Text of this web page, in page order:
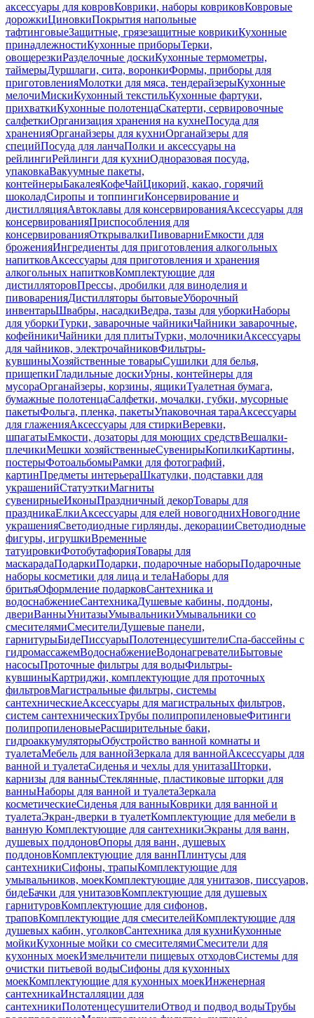
аксессуары для ковровКоврики, наборы ковриковКовровые
дорожкиЦиновкиПокрытия напольные
тафтинговыеЗащитные, грязезащитные коврикиКухонные
принадлежностиКухонные приборыТерки,
овощерезкиРазделочные доскиКухонные термометры,
таймерыДуршлаги, сита, воронкиФормы, приборы для
приготовленияМолотки для мяса, тендерайзерыКухонные
мелочиМискиКухонный текстильКухонные фартуки,
прихваткиКухонные полотенцаСкатерти, сервировочные
салфеткиОрганизация хранения на кухнеПосуда для
храненияОрганайзеры для кухниОрганайзеры для
специйПосуда для ланчаПолки и аксессуары на
рейлингиРейлинги для кухниОдноразовая посуда,
упаковкаВакуумные пакеты,
контейнерыБакалеяКофеЧайЦикорий, какао, горячий
шоколадСиропы и топпингиКонсервирование и
дистилляцияАвтоклавы для консервированияАксессуары для
консервированияПриспособления для
консервированияОткрывалкиПивоварниЕмкости для
броженияИнгредиенты для приготовления алкогольных
напитковАксессуары для приготовления и хранения
алкогольных напитковКомплектующие для
дистилляторовПрессы, дробилки для виноделия и
пивоваренияДистилляторы бытовыеУборочный
инвентарьШвабры, насадкиВедра, тазы для уборкиНаборы
для уборкиТурки, заварочные чайникиЧайники заварочные,
кофейникиЧайники для плитыТурки, молочникиАксессуары
для чайников, электрочайниковФильтры-
кувшиныХозяйственные товарыСушилки для белья,
прищепкиГладильные доскиУрны, контейнеры для
мусораОрганайзеры, корзины, ящикиТуалетная бумага,
бумажные полотенцаСалфетки, мочалки, губки, мусорные
пакетыФольга, пленка, пакетыУпаковочная тараАксессуары
для глаженияАксессуары для стиркиВеревки,
шпагатыЕмкости, дозаторы для моющих средствВешалки-
плечикиМешки хозяйственныеСувенирыКопилкиКартины,
постерыФотоальбомыРамки для фотографий,
картинПредметы интерьераШкатулки, подставки для
украшенийСтатуэткиМагниты
сувенирныеИконыПраздничный декорТовары для
праздникаЕлкиАксессуары для елей новогоднихНовогодние
украшенияСветодиодные гирлянды, декорацииСветодиодные
фигуры, игрушкиВременные
татуировкиФотобутафорияТовары для
маскарадаПодаркиПодарки, подарочные наборыПодарочные
наборы косметики для лица и телаНаборы для
бритьяОформление подарковСантехника и
водоснабжениеСантехникаДушевые кабины, поддоны,
двериВанныУнитазыУмывальникиУмывальники со
смесителямиСмесителиДушевые панели,
гарнитурыБидеПиссуарыПолотенцесушителиСпа-бассейны с
гидромассажемВодоснабжениеВодонагревателиБытовые
насосыПроточные фильтры для водыФильтры-
кувшиныКартриджи, комплектующие для проточных
фильтровМагистральные фильтры, системы
сантехническиеАксессуары для магистральных фильтров,
систем сантехническихТрубы полипропиленовыеФитинги
полипропиленовыеРасширительные баки,
гидроаккумуляторыОбустройство ванной комнаты и
туалетаМебель для ваннойЗеркала для ваннойАксессуары для
ванной и туалетаСиденья и чехлы для унитазаШторки,
карнизы для ванныСтеклянные, пластиковые шторки для
ванныНаборы для ванной и туалетаЗеркала
косметическиеСиденья для ванныКоврики для ванной и
туалетаЭкран-дверки в туалетКомплектующие для мебели в
ванную Комплектующие для сантехникиЭкраны для ванн,
душевых поддоновОпоры для ванн, душевых
поддоновКомплектующие для ваннПлинтусы для
сантехникиСифоны, трапыКомплектующие для
умывальников, моекКомплектующие для унитазов, писсуаров,
бидеБачки для унитазовКомплектующие для душевых
гарнитуровКомплектующие для сифонов,
траповКомплектующие для смесителейКомплектующие для
душевых кабин, уголковСантехника для кухниКухонные
мойкиКухонные мойки со смесителямиСмесители для
кухонных моекИзмельчители пищевых отходовСистемы для
очистки питьевой водыСифоны для кухонных
моекКомплектующие для кухонных моекИнженерная
сантехникаИнсталляции для
сантехникиПолотенцесушителиОтвод и подвод водыТрубы